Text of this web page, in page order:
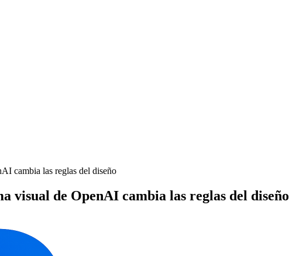
cambia las reglas del diseño
visual de OpenAI cambia las reglas del diseño